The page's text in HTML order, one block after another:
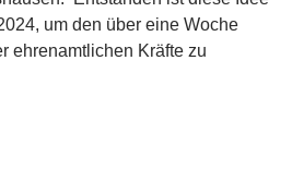
um den über eine Woche
ehrenamtlichen Kräfte zu
Frohsinn